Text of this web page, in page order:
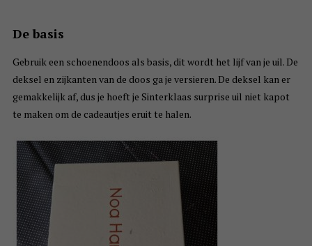
De basis
Gebruik een schoenendoos als basis, dit wordt het lijf van je uil. De
deksel en zijkanten van de doos ga je versieren. De deksel kan er
gemakkelijk af, dus je hoeft je Sinterklaas surprise uil niet kapot
te maken om de cadeautjes eruit te halen.